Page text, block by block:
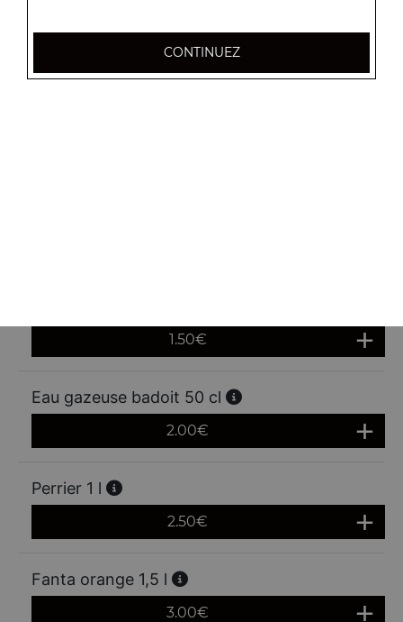
Sprite 33 cl
1.50€
Eau gazeuse badoit 50 cl
2.00€
Perrier 1 l
2.50€
Fanta orange 1,5 l
3.00€
CONTINUEZ